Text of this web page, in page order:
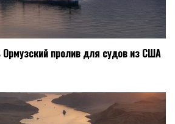
пролив для судов из США